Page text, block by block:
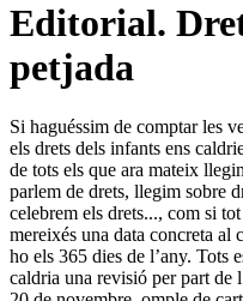
Editorial.
petjada
Si haguéssim de comptar les
els drets dels infants ens
de tots els que ara mateix
parlem de drets, llegim sobre
celebrem els drets..., com si
mereixés una data concreta al
ho els 365 dies de l’any. Tots
caldria una revisió per part de